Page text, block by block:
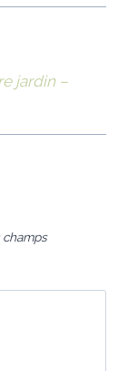
jardin –
champs